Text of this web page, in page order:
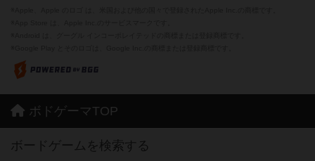
ボドゲーマTOP
ボードゲームを検索する